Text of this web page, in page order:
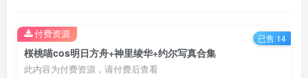
桜桃喵cos明日方舟+神里绫华+约尔写真合集
此内容为付费资源，请付费后查看
付费资源 已售 14